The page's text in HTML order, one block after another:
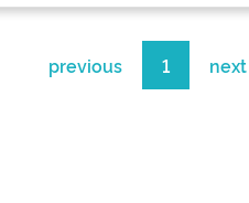
previous 1 next